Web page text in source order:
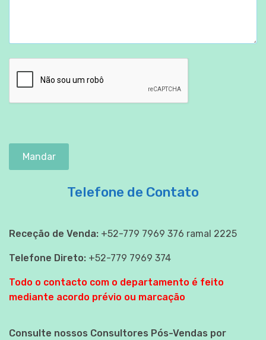
Telefone de Contato
Receção de Venda: +52-779 7969 376 ramal 2225
Telefone Direto: +52-779 7969 374
Todo o contacto com o departamento é feito
mediante acordo prévio ou marcação
Consulte nossos Consultores Pós-Vendas por